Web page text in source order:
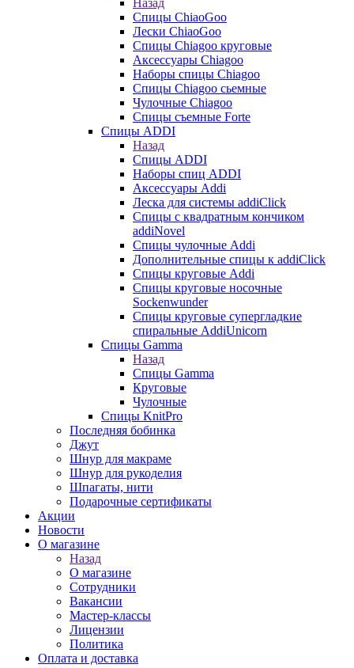
Спицы ChiaoGoo
Лески ChiaoGoo
Cпицы Сhiagoo круговые
Аксессуары Chiagoo
Наборы спицы Chiagoo
Спицы Chiagoo сьемные
Чулочные Chiagoo
Спицы съемные Forte
Спицы ADDI
Назад
Спицы ADDI
Наборы спиц ADDI
Аксессуары Addi
Леска для системы addiClick
Спицы с квадратным кончиком
addiNovel
Спицы чулочные Addi
Дополнительные спицы к addiClick
Спицы круговые Addi
Спицы круговые носочные
Sockenwunder
Спицы круговые супергладкие
спиральные AddiUnicorn
Спицы Gamma
Назад
Спицы Gamma
Круговые
Чулочные
Спицы KnitPro
Последняя бобинка
Джут
Шнур для макраме
Шнур для рукоделия
Шпагаты, нити
Подарочные сертификаты
Акции
Новости
О магазине
Назад
О магазине
Сотрудники
Вакансии
Мастер-классы
Лицензии
Политика
Оплата и доставка